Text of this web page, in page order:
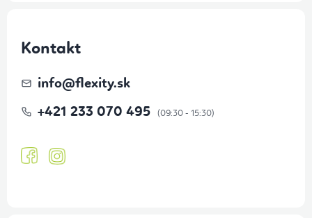
Kontakt
info@flexity.sk
+421 233 070 495